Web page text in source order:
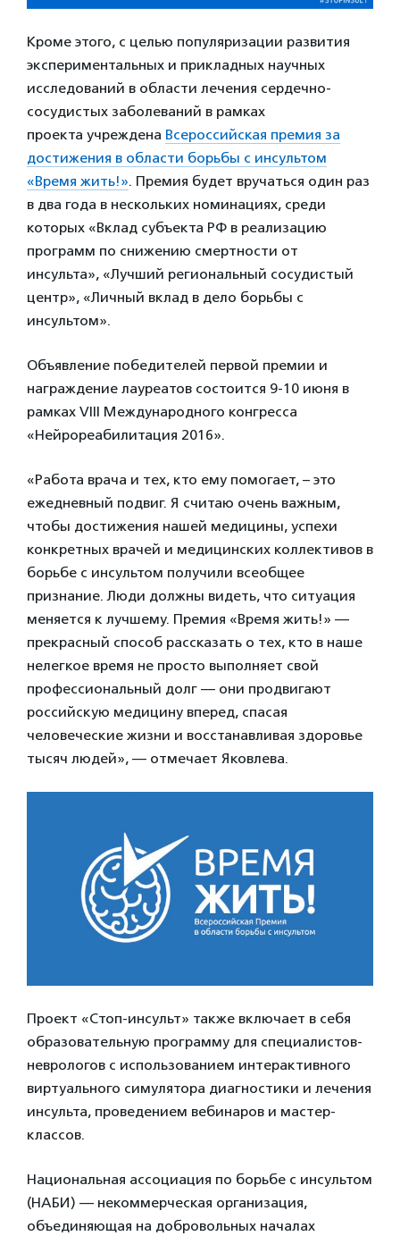
Кроме этого, с целью популяризации развития
экспериментальных и прикладных научных
исследований в области лечения сердечно-
сосудистых заболеваний в рамках
проекта учреждена Всероссийская премия за
достижения в области борьбы с инсультом
«Время жить!». Премия будет вручаться один раз
в два года в нескольких номинациях, среди
которых «Вклад субъекта РФ в реализацию
программ по снижению смертности от
инсульта», «Лучший региональный сосудистый
центр», «Личный вклад в дело борьбы с
инсультом».
Объявление победителей первой премии и
награждение лауреатов состоится 9-10 июня в
рамках VIII Международного конгресса
«Нейрореабилитация 2016».
«Работа врача и тех, кто ему помогает, – это
ежедневный подвиг. Я считаю очень важным,
чтобы достижения нашей медицины, успехи
конкретных врачей и медицинских коллективов в
борьбе с инсультом получили всеобщее
признание. Люди должны видеть, что ситуация
меняется к лучшему. Премия «Время жить!» —
прекрасный способ рассказать о тех, кто в наше
нелегкое время не просто выполняет свой
профессиональный долг — они продвигают
российскую медицину вперед, спасая
человеческие жизни и восстанавливая здоровье
тысяч людей», — отмечает Яковлева.
Проект «Стоп-инсульт» также включает в себя
образовательную программу для специалистов-
неврологов с использованием интерактивного
виртуального симулятора диагностики и лечения
инсульта, проведением вебинаров и мастер-
классов.
Национальная ассоциация по борьбе с инсультом
(НАБИ) — некоммерческая организация,
объединяющая на добровольных началах